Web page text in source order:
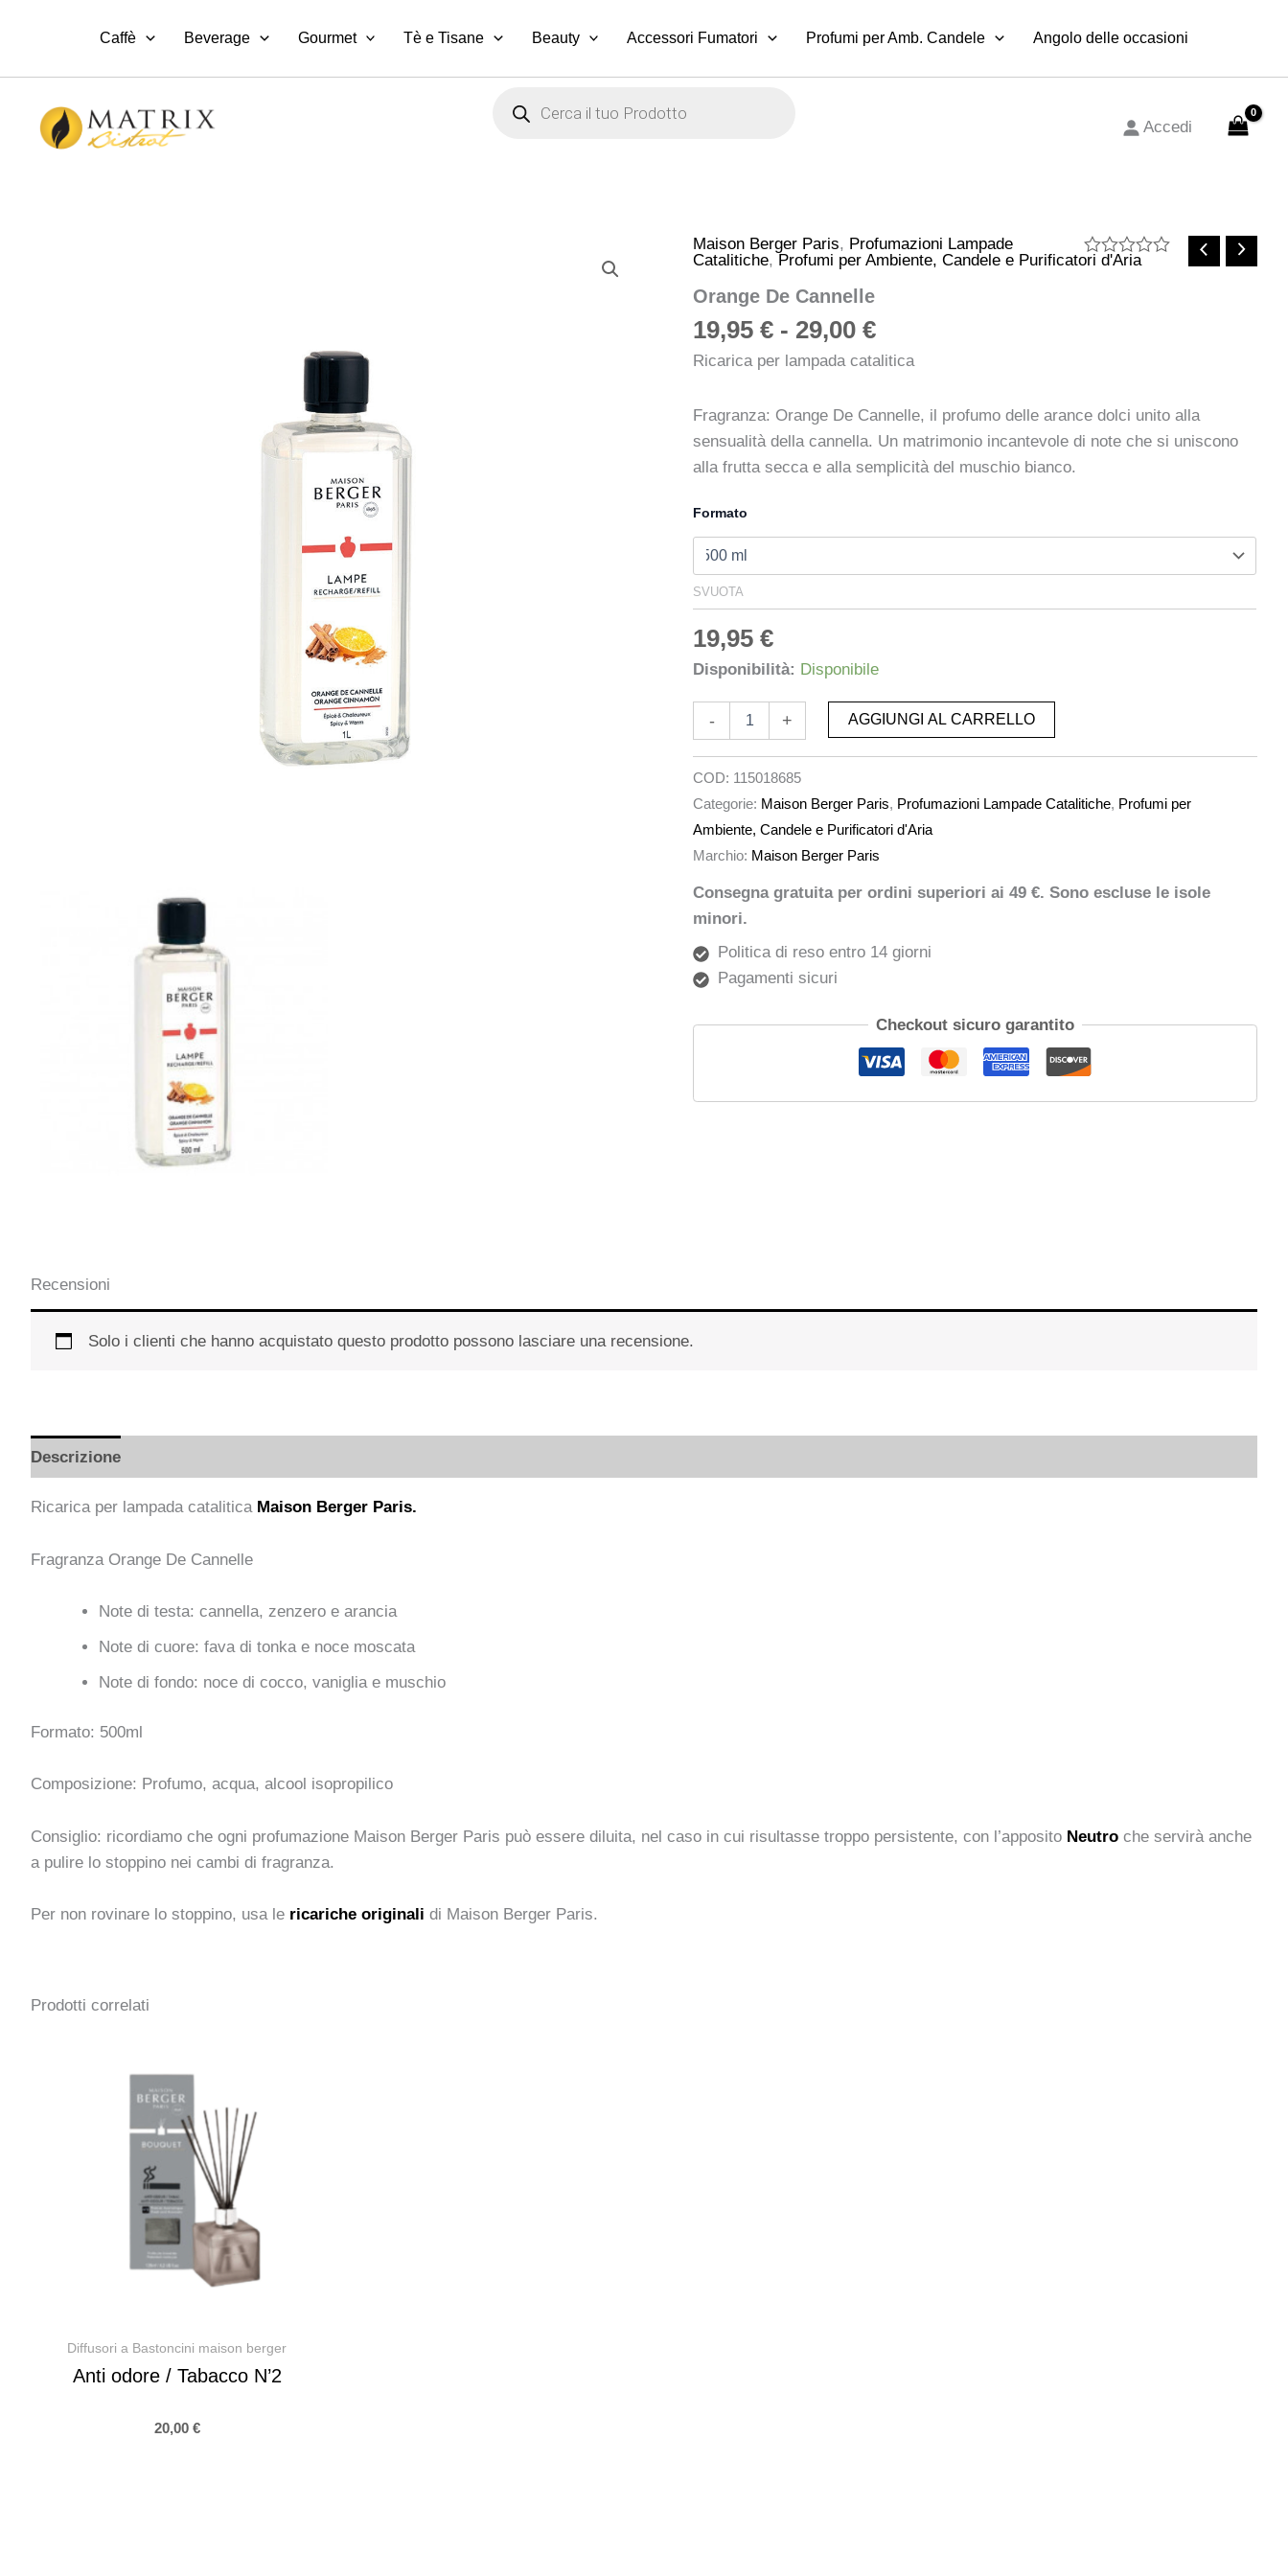
Caffè Beverage Gourmet Tè e Tisane Beauty Accessori Fumatori Profumi per Amb. Candele Angolo delle occasioni
search
Accedi
Valutato
Maison Berger Paris, Profumazioni Lampade
Catalitiche, Profumi per Ambiente, Candele e Purificatori d'Aria
Orange De Cannelle
19,95€ - 29,00€
Fascia
di
da
19,95 €
29,00 €
Ricarica per lampada catalitica
Fragranza: Orange De Cannelle, il profumo delle arance dolci unito alla
sensualità della cannella. Un matrimonio incantevole di note che si uniscono
alla frutta secca e alla semplicità del muschio bianco.
Formato
SVUOTA
19,95€
Disponibilità: Disponibile
-
Orange
De
quantità
+ AGGIUNGI AL CARRELLO
COD: 115018685
Categorie: Maison Berger Paris, Profumazioni Lampade Catalitiche, Profumi per
Ambiente, Candele e Purificatori d'Aria
Marchio: Maison Berger Paris
Consegna gratuita per ordini superiori ai 49 €. Sono escluse le isole
minori.
Politica di reso entro 14 giorni
Pagamenti sicuri
Checkout sicuro garantito
Recensioni
Solo i clienti che hanno acquistato questo prodotto possono lasciare una recensione.
Descrizione
Ricarica per lampada catalitica Maison Berger Paris.
Fragranza Orange De Cannelle
Note di testa: cannella, zenzero e arancia
Note di cuore: fava di tonka e noce moscata
Note di fondo: noce di cocco, vaniglia e muschio
Formato: 500ml
Composizione: Profumo, acqua, alcool isopropilico
Consiglio: ricordiamo che ogni profumazione Maison Berger Paris può essere diluita, nel caso in cui risultasse troppo persistente, con l’apposito Neutro che servirà anche
a pulire lo stoppino nei cambi di fragranza.
Per non rovinare lo stoppino, usa le ricariche originali di Maison Berger Paris.
Prodotti correlati
Diffusori a Bastoncini maison berger
Anti odore / Tabacco N’2
20,00 €
19,95 €